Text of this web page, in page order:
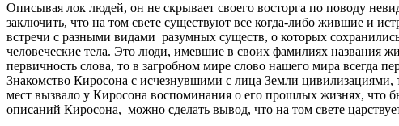
Описывая лок людей, он не скрывает своего восторга по поводу
заключить, что на том свете существуют все когда-либо жившие и
встречи с разными видами разумных существ, о которых
человеческие тела. Это люди, имевшие в своих фамилиях названия
первичность слова, то в загробном мире слово нашего мира
Знакомство Киросона с исчезнувшими с лица Земли цивилизациями,
мест вызвало у Киросона воспоминания о его прошлых жизнях, что
описаний Киросона, можно сделать вывод, что на том свете